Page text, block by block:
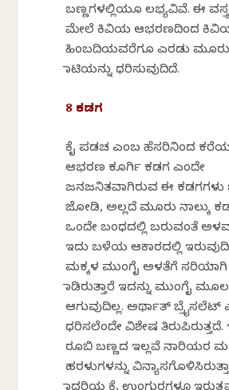
ಬಣ್ಣಗಳಲ್ಲಿಯೂ ಲಭ್ಯವಿವೆ. ಈ
ಮೇಲೆ ಕಿವಿಯ ಆಭರಣದಿಂದ
ಹಿಂಬದಿಯವರೆಗೂ ಎರಡು ಮೂರು
ಮಾಟಿಯನ್ನು ಧರಿಸುವುದಿದೆ.
8 ಕಡಗ
ಕೈ ಪಡಚ ಎಂಬ ಹೆಸರಿನಿಂದ
ಆಭರಣ ಕೂರ್ಗಿ ಕಡಗ ಎಂದೇ
ಜನಜನಿತವಾಗಿರುವ ಈ ಕಡಗಗಳು
ಜೋಡಿ, ಅಲ್ಲದೆ ಮೂರು ನಾಲ್ಕು
ಒಂದೇ ಬಂಧದಲ್ಲಿ ಬರುವಂತೆ
ಇದು ಬಳೆಯ ಆಕಾರದಲ್ಲಿ
ಮಕ್ಕಳ ಮುಂಗೈ ಅಳತೆಗೆ ಸರಿಯಾಗಿ
ಮಾಡಿರುತ್ತಾರೆ ಇದನ್ನು ಮುಂಗೈ
ಆಗುವುದಿಲ್ಲ. ಅರ್ಥಾತ್ ಬ್ರೈಸಲೆಟ್
ಧರಿಸಲೆಂದೇ ವಿಶೇಷ
ರೂಬಿ ಬಣ್ಣದ ಇಲ್ಲವೆ ನಾರಿಯರ
ಹರಳುಗಳನ್ನು